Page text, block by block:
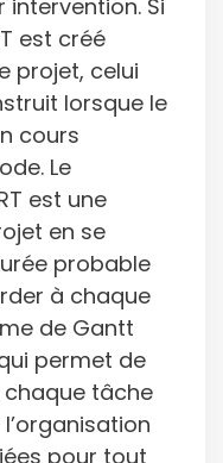
intervention. Si
est créé
projet, celui
lorsque le
cours
Le
est une
en se
probable
à chaque
de Gantt
permet de
tâche
pour tout